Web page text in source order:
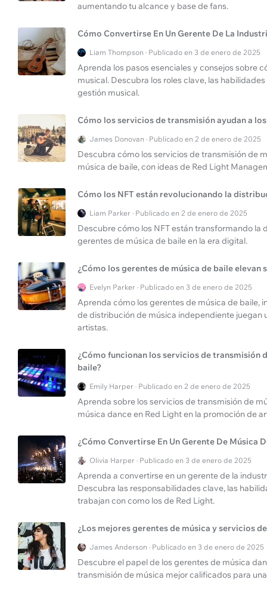
aumentando tu alcance y base de fans.
Cómo Convertirse En Un Gerente De La
Liam Thompson · Publicado en 3 de enero de 2025
Aprenda los pasos esenciales y consejos sobre
musical. Descubra los roles clave, las
gestión musical.
Cómo los servicios de transmisión ayudan a
James Donovan · Publicado en 2 de enero de 2025
Descubra cómo los servicios de transmisión de
música de baile, con ideas de Red Light
Cómo los NFT están revolucionando la
Liam Parker · Publicado en 2 de enero de 2025
Descubre cómo los NFT están transformando
gerentes de música de baile en la era digital.
¿Cómo los gerentes de música de baile elevan
Evelyn Parker · Publicado en 3 de enero de 2025
Aprenda cómo los gerentes de música de baile,
de distribución de música independiente juegan
artistas.
¿Cómo funcionan los servicios de transmisión
baile?
Emily Harper · Publicado en 2 de enero de 2025
Aprenda sobre los servicios de transmisión de
música dance en Red Light en la promoción de
¿Cómo Convertirse En Un Gerente De Música
Olivia Harper · Publicado en 3 de enero de 2025
Aprenda a convertirse en un gerente de la
Descubra las responsabilidades clave, las
trabajan con como los de Red Light.
¿Los mejores gerentes de música y servicios
James Anderson · Publicado en 3 de enero de 2025
Descubre el papel de los gerentes de música
transmisión de música mejor calificados para